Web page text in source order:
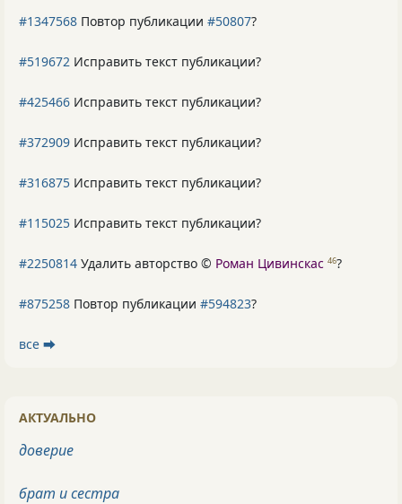
#1347568 Повтор публикации #50807?
#519672 Исправить текст публикации?
#425466 Исправить текст публикации?
#372909 Исправить текст публикации?
#316875 Исправить текст публикации?
#115025 Исправить текст публикации?
#2250814 Удалить авторство © Роман Цивинскас 46?
#875258 Повтор публикации #594823?
все ⮕
АКТУАЛЬНО
доверие
брат и сестра